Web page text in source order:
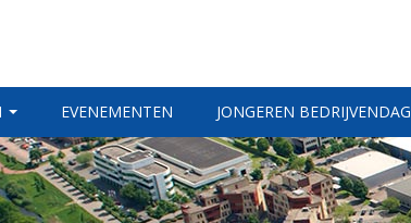
EVENEMENTEN JONGEREN BEDRIJVENDAG